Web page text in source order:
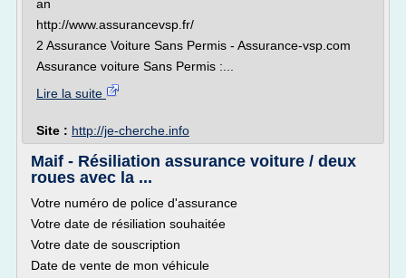
an
http://www.assurancevsp.fr/
2 Assurance Voiture Sans Permis - Assurance-vsp.com
Assurance voiture Sans Permis :...
Lire la suite
Site : http://je-cherche.info
Maif - Résiliation assurance voiture / deux
roues avec la ...
Votre numéro de police d'assurance
Votre date de résiliation souhaitée
Votre date de souscription
Date de vente de mon véhicule